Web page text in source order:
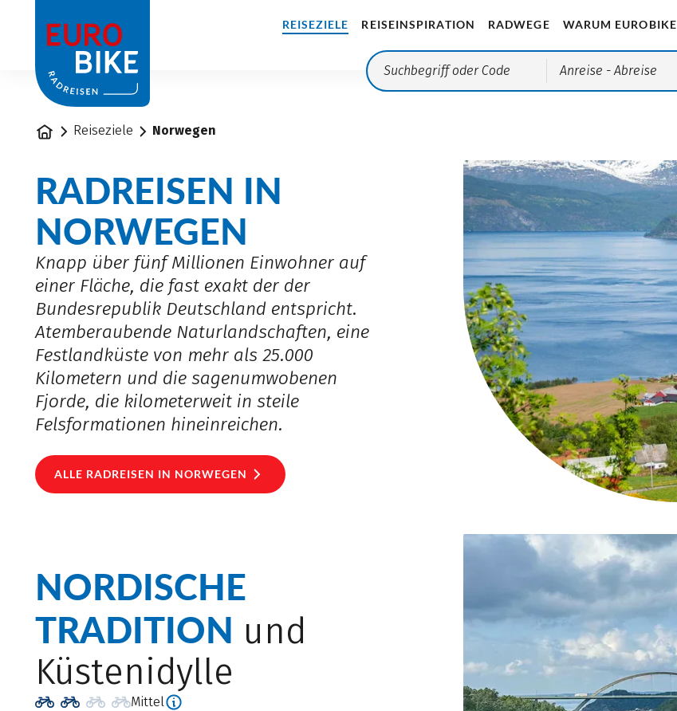
REISEZIELE REISEINSPIRATION RADWEGE WARUM EUROBIKE
Anreise - Abreise
StartseiteReiseziele Norwegen
RADREISEN IN
NORWEGEN
Knapp über fünf Millionen Einwohner auf
einer Fläche, die fast exakt der der
Bundesrepublik Deutschland entspricht.
Atemberaubende Naturlandschaften, eine
Festlandküste von mehr als 25.000
Kilometern und die sagenumwobenen
Fjorde, die kilometerweit in steile
Felsformationen hineinreichen.
ALLE RADREISEN IN NORWEGEN
NORDISCHE
TRADITION und
Küstenidylle
Mittel